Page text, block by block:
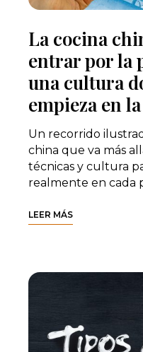
La cocina
entrar por la
una cultura
empieza en
Un recorrido
china que va más
técnicas y cultura
realmente en cada
LEER MÁS